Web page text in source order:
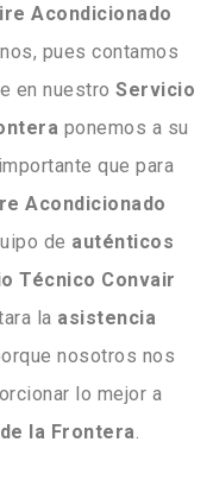
Acondicionado
pues contamos
en nuestro Servicio
ponemos a su
que para
Acondicionado
de auténticos
Técnico Convair
la asistencia
nosotros nos
lo mejor a
la Frontera